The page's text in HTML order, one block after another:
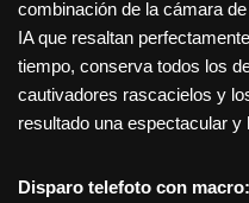
combinación de la cámara
IA que resaltan
tiempo, conserva todos los
cautivadores rascacielos y
resultado una espectacular
Disparo telefoto con